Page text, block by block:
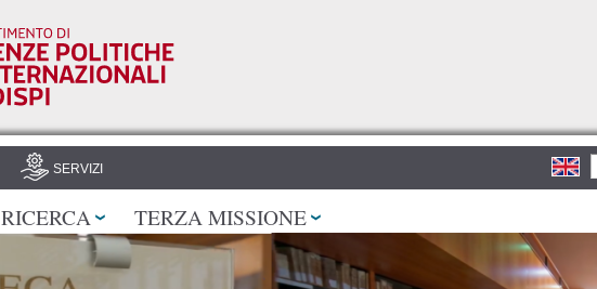
SERVIZI
RICERCA TERZA MISSIONE